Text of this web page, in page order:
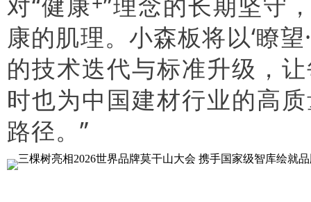
康的肌理。小森板将以‘瞭
的技术迭代与标准升级，
时也为中国建材行业的高
路径。”